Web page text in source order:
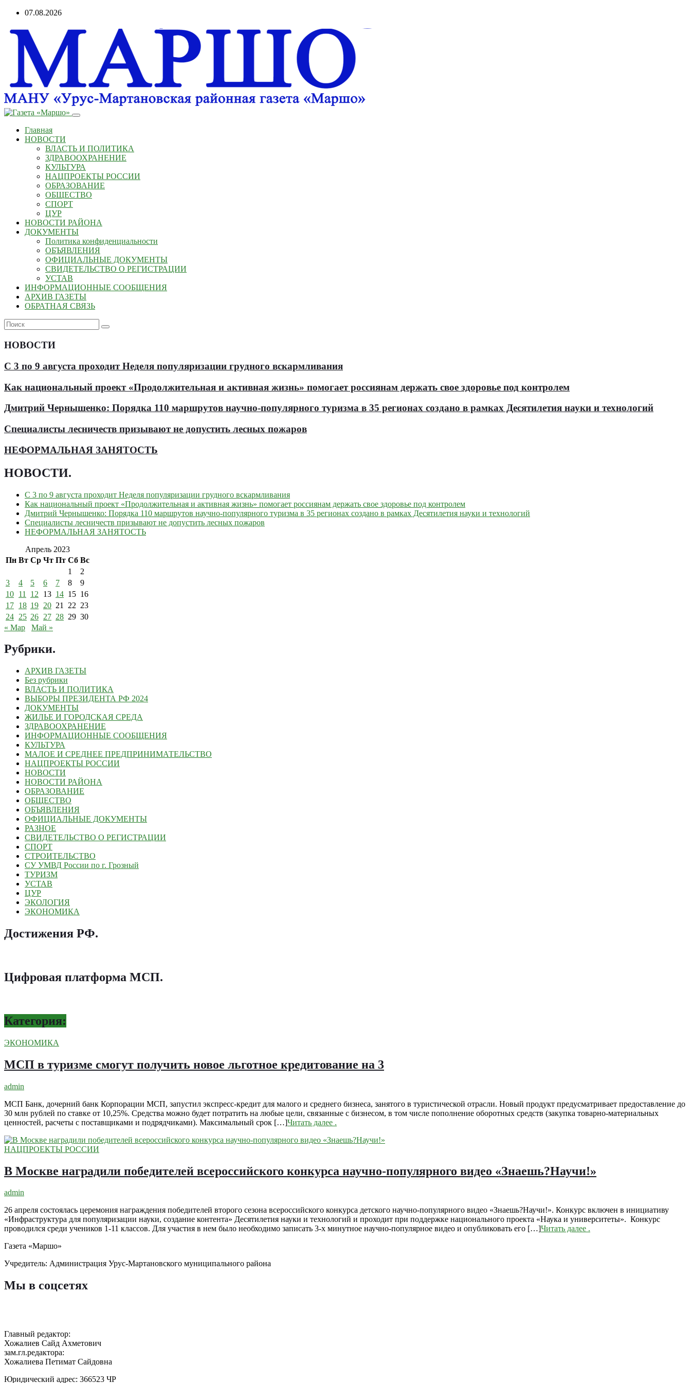
07.08.2026
Главная
НОВОСТИ
ВЛАСТЬ И ПОЛИТИКА
ЗДРАВООХРАНЕНИЕ
КУЛЬТУРА
НАЦПРОЕКТЫ РОССИИ
ОБРАЗОВАНИЕ
ОБЩЕСТВО
СПОРТ
ЦУР
НОВОСТИ РАЙОНА
ДОКУМЕНТЫ
Политика конфиденциальности
ОБЪЯВЛЕНИЯ
ОФИЦИАЛЬНЫЕ ДОКУМЕНТЫ
СВИДЕТЕЛЬСТВО О РЕГИСТРАЦИИ
УСТАВ
ИНФОРМАЦИОННЫЕ СООБЩЕНИЯ
АРХИВ ГАЗЕТЫ
ОБРАТНАЯ СВЯЗЬ
НОВОСТИ
С 3 по 9 августа проходит Неделя популяризации грудного вскармливания
Как национальный проект «Продолжительная и активная жизнь» помогает россиянам держать свое здоровье под контролем
Дмитрий Чернышенко: Порядка 110 маршрутов научно-популярного туризма в 35 регионах создано в рамках Десятилетия науки и технологий
Специалисты лесничеств призывают не допустить лесных пожаров
НЕФОРМАЛЬНАЯ ЗАНЯТОСТЬ
НОВОСТИ.
С 3 по 9 августа проходит Неделя популяризации грудного вскармливания
Как национальный проект «Продолжительная и активная жизнь» помогает россиянам держать свое здоровье под контролем
Дмитрий Чернышенко: Порядка 110 маршрутов научно-популярного туризма в 35 регионах создано в рамках Десятилетия науки и технологий
Специалисты лесничеств призывают не допустить лесных пожаров
НЕФОРМАЛЬНАЯ ЗАНЯТОСТЬ
Апрель 2023
Пн Вт Ср Чт Пт Сб Вс
1
2
3
4 5 6 7 8
9
10 11 12 13 14 15 16
17 18 19 20 21 22 23
24 25 26 27 28 29 30
« Мар
Май »
Рубрики.
АРХИВ ГАЗЕТЫ
Без рубрики
ВЛАСТЬ И ПОЛИТИКА
ВЫБОРЫ ПРЕЗИДЕНТА РФ 2024
ДОКУМЕНТЫ
ЖИЛЬЕ И ГОРОДСКАЯ СРЕДА
ЗДРАВООХРАНЕНИЕ
ИНФОРМАЦИОННЫЕ СООБЩЕНИЯ
КУЛЬТУРА
МАЛОЕ И СРЕДНЕЕ ПРЕДПРИНИМАТЕЛЬСТВО
НАЦПРОЕКТЫ РОССИИ
НОВОСТИ
НОВОСТИ РАЙОНА
ОБРАЗОВАНИЕ
ОБЩЕСТВО
ОБЪЯВЛЕНИЯ
ОФИЦИАЛЬНЫЕ ДОКУМЕНТЫ
РАЗНОЕ
СВИДЕТЕЛЬСТВО О РЕГИСТРАЦИИ
СПОРТ
СТРОИТЕЛЬСТВО
СУ УМВД России по г. Грозный
ТУРИЗМ
УСТАВ
ЦУР
ЭКОЛОГИЯ
ЭКОНОМИКА
Достижения РФ.
Цифровая платформа МСП.
Категория:
ЭКОНОМИКА
МСП в туризме смогут получить новое льготное кредитование на 3
admin
МСП Банк, дочерний банк Корпорации МСП, запустил экспресс-кредит для малого и среднего бизнеса, занятого в туристической отрасли. Новый продукт предусматривает предоставление до
30 млн рублей по ставке от 10,25%. Средства можно будет потратить на любые цели, связанные с бизнесом, в том числе пополнение оборотных средств (закупка товарно-материальных
ценностей, расчеты с поставщиками и подрядчиками). Максимальный срок […]Читать далее .
НАЦПРОЕКТЫ РОССИИ
В Москве наградили победителей всероссийского конкурса научно-популярного видео «Знаешь?Научи!»
admin
26 апреля состоялась церемония награждения победителей второго сезона всероссийского конкурса детского научно-популярного видео «Знаешь?Научи!». Конкурс включен в инициативу
«Инфраструктура для популяризации науки, создание контента» Десятилетия науки и технологий и проходит при поддержке национального проекта «Наука и университеты». Конкурс
проводился среди учеников 1-11 классов. Для участия в нем было необходимо записать 3-х минутное научно-популярное видео и опубликовать его […]Читать далее .
Газета «Маршо»
Учредитель: Администрация Урус-Мартановского муниципального района
Мы в соцсетях
Главный редактор:
Хожалиев Сайд Ахметович
зам.гл.редактора:
Хожалиева Петимат Сайдовна
Юридический адрес: 366523 ЧР